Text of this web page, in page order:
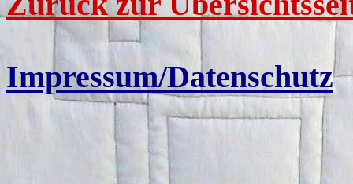
Impressum/Datenschutz